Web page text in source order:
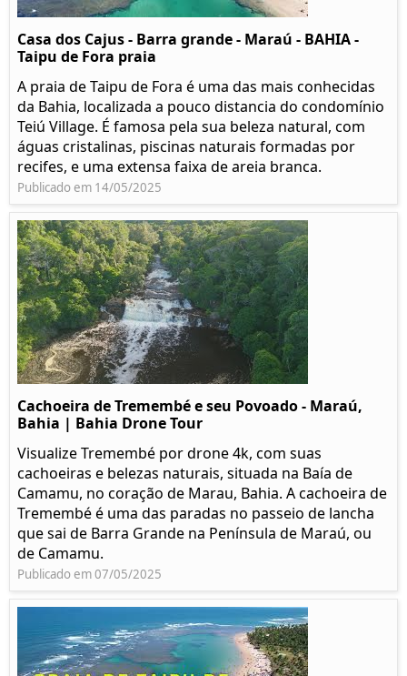
Casa dos Cajus - Barra grande - Maraú - BAHIA -
Taipu de Fora praia
A praia de Taipu de Fora é uma das mais conhecidas
da Bahia, localizada a pouco distancia do condomínio
Teiú Village. É famosa pela sua beleza natural, com
águas cristalinas, piscinas naturais formadas por
recifes, e uma extensa faixa de areia branca.
Publicado em 14/05/2025
Cachoeira de Tremembé e seu Povoado - Maraú,
Bahia | Bahia Drone Tour
Visualize Tremembé por drone 4k, com suas
cachoeiras e belezas naturais, situada na Baía de
Camamu, no coração de Marau, Bahia. A cachoeira de
Tremembé é uma das paradas no passeio de lancha
que sai de Barra Grande na Península de Maraú, ou
de Camamu.
Publicado em 07/05/2025